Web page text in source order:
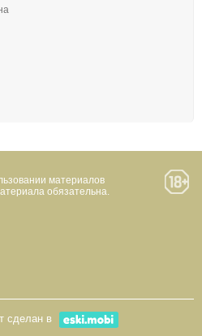
материалов
обязательна.
сделан в